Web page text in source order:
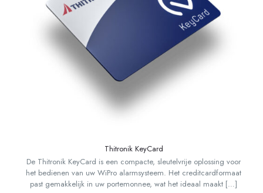
Thitronik KeyCard
De Thitronik KeyCard is een compacte, sleutelvrije oplossing voor
het bedienen van uw WiPro alarmsysteem. Het creditcardformaat
past gemakkelijk in uw portemonnee, wat het ideaal maakt […]